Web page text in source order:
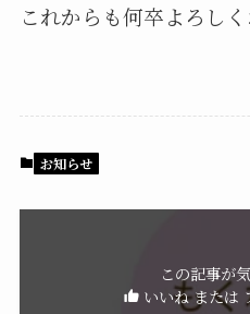
これからも何卒よろしく
お知らせ
この記事が
いいね または